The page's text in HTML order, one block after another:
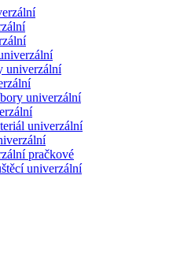
univerzální
univerzální
univerzální
pračkové
univerzální